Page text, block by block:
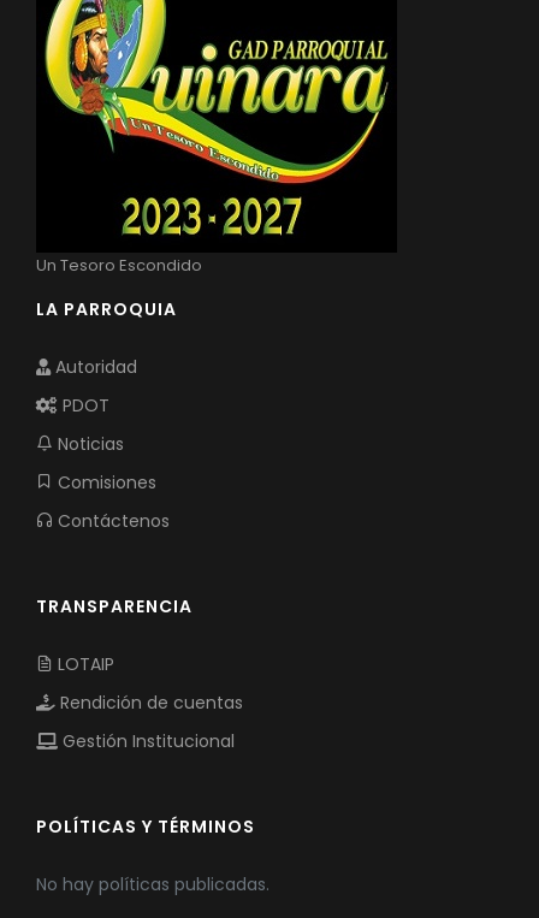
Un Tesoro Escondido
LA PARROQUIA
Autoridad
PDOT
Noticias
Comisiones
Contáctenos
TRANSPARENCIA
LOTAIP
Rendición de cuentas
Gestión Institucional
POLÍTICAS Y TÉRMINOS
No hay políticas publicadas.